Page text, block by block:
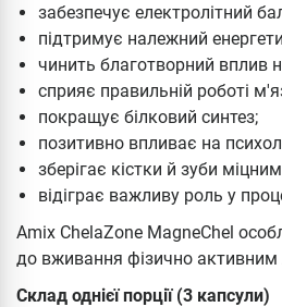
забезпечує електролітний
підтримує належний
чинить благотворний вплив
сприяє правильній роботі
покращує білковий синтез;
позитивно впливає на
зберігає кістки й зуби
відіграє важливу роль у
Amix ChelaZone MagneChel
до вживання фізично
Склад однієї порції (3 капсули)